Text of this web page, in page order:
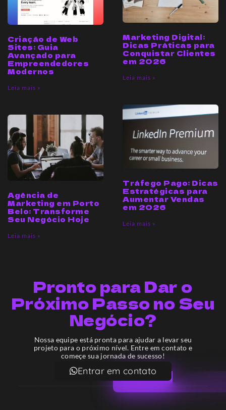
Criação de Web
Sites: Guia
Avançado para
Empreendedores
Modernos
Leia mais »
Marketing Digital:
Dicas Práticas para
Conquistar Clientes
em 2026
Leia mais »
Agência de
Marketing em Porto
Belo: Transforme
Seu Negócio Hoje
Leia mais »
Tráfego Pago: Dicas
Estratégicas para
Aumentar Vendas
em 2026
Leia mais »
Pronto para Dar o
Próximo Passo no Seu
Negócio?
Nossa equipe está pronta para ajudar a levar seu
projeto para o próximo nível. Entre em contato e
começe sua jornada de sucesso!
Entrar em contato